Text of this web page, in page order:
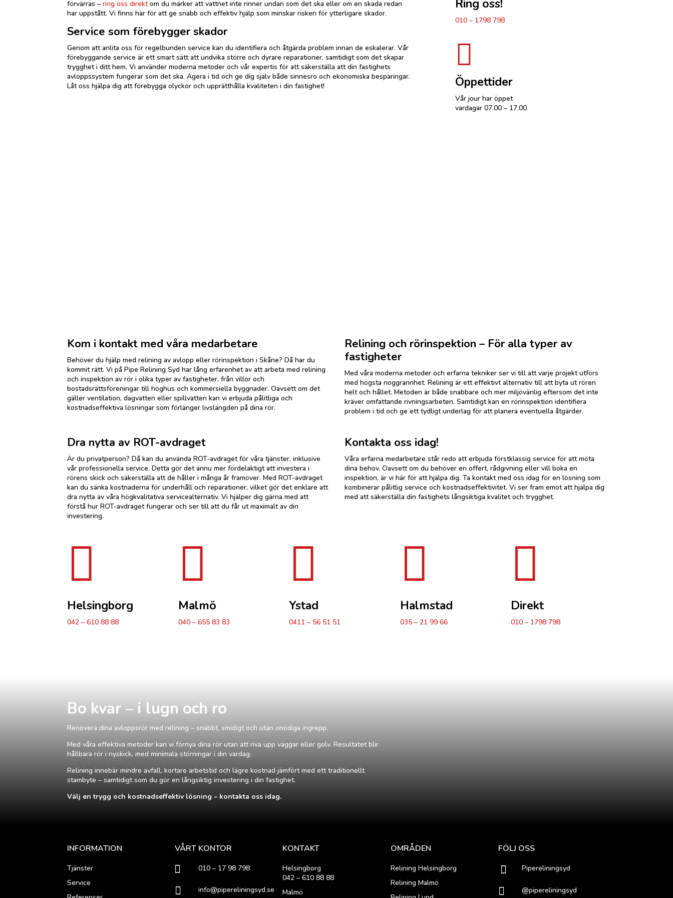
förvärras –ring oss direktom du märker att vattnet inte rinner undan som det ska eller om en skada redan
har uppstått. Vi finns här för att ge snabb och effektiv hjälp som minskar risken för ytterligare skador.
Service som förebygger skador
Genom att anlita oss för regelbunden service kan du identifiera och åtgärda problem innan de eskalerar. Vår
förebyggande service är ett smart sätt att undvika större och dyrare reparationer, samtidigt som det skapar
trygghet i ditt hem. Vi använder moderna metoder och vår expertis för att säkerställa att din fastighets
avloppssystem fungerar som det ska. Agera i tid och ge dig själv både sinnesro och ekonomiska besparingar.
Låt oss hjälpa dig att förebygga olyckor och upprätthålla kvaliteten i din fastighet!
Ring oss!
010 – 1798 798

Öppettider
Vår jour har öppet
vardagar 07.00 – 17.00
Kom i kontakt med våra medarbetare
Behöver du hjälp med relining av avlopp eller rörinspektion i Skåne? Då har du
kommit rätt. Vi på Pipe Relining Syd har lång erfarenhet av att arbeta med relining
och inspektion av rör i olika typer av fastigheter, från villor och
bostadsrättsföreningar till höghus och kommersiella byggnader. Oavsett om det
gäller ventilation, dagvatten eller spillvatten kan vi erbjuda pålitliga och
kostnadseffektiva lösningar som förlänger livslängden på dina rör.
Relining och rörinspektion – För alla typer av
fastigheter
Med våra moderna metoder och erfarna tekniker ser vi till att varje projekt utförs
med högsta noggrannhet. Relining är ett effektivt alternativ till att byta ut rören
helt och hållet. Metoden är både snabbare och mer miljövänlig eftersom det inte
kräver omfattande rivningsarbeten. Samtidigt kan en rörinspektion identifiera
problem i tid och ge ett tydligt underlag för att planera eventuella åtgärder.
Dra nytta av ROT-avdraget
Är du privatperson? Då kan du använda ROT-avdraget för våra tjänster, inklusive
vår professionella service. Detta gör det ännu mer fördelaktigt att investera i
rörens skick och säkerställa att de håller i många år framöver. Med ROT-avdraget
kan du sänka kostnaderna för underhåll och reparationer, vilket gör det enklare att
dra nytta av våra högkvalitativa servicealternativ. Vi hjälper dig gärna med att
förstå hur ROT-avdraget fungerar och ser till att du får ut maximalt av din
investering.
Kontakta oss idag!
Våra erfarna medarbetare står redo att erbjuda förstklassig service för att möta
dina behov. Oavsett om du behöver en offert, rådgivning eller vill boka en
inspektion, är vi här för att hjälpa dig. Ta kontakt med oss idag för en lösning som
kombinerar pålitlig service och kostnadseffektivitet. Vi ser fram emot att hjälpa dig
med att säkerställa din fastighets långsiktiga kvalitet och trygghet.

Helsingborg
042 – 610 88 88

Malmö
040 – 655 83 83

Ystad
0411 – 56 51 51

Halmstad
035 – 21 99 66

Direkt
010 – 1798 798
Bo kvar – i lugn och ro
Renovera dina avloppsrör med relining – snabbt, smidigt och utan onödiga ingrepp.
Med våra effektiva metoder kan vi förnya dina rör utan att riva upp väggar eller golv. Resultatet blir
hållbara rör i nyskick, med minimala störningar i din vardag.
Relining innebär mindre avfall, kortare arbetstid och lägre kostnad jämfört med ett traditionellt
stambyte – samtidigt som du gör en långsiktig investering i din fastighet.
Välj en trygg och kostnadseffektiv lösning – kontakta oss idag.
INFORMATION
Tjänster
Service
VÅRT KONTOR
 010 – 17 98 798
 info@pipereliningsyd.se
KONTAKT
Helsingborg
042 – 610 88 88
Malmö
OMRÅDEN
Relining Helsingborg
Relining Malmö
FÖLJ OSS
 Pipereliningsyd
 @pipereliningsyd